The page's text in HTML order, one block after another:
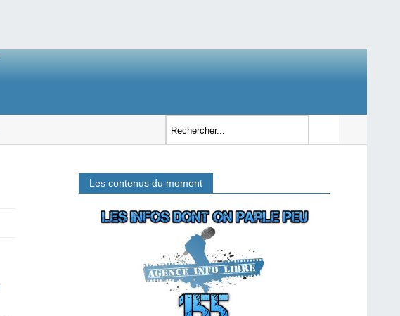
Les contenus du moment